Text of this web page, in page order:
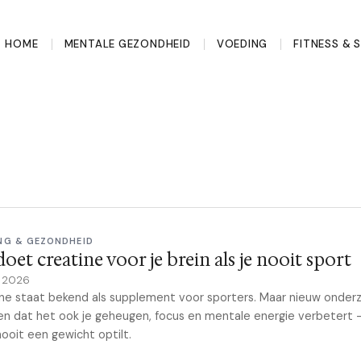
HOME MENTALE GEZONDHEID VOEDING FITNESS &
& GEZONDHEID
creatine voor je brein als je nooit sport
2026
staat bekend als supplement voor sporters. Maar nieuw
dat het ook je geheugen, focus en mentale energie verbetert
een gewicht optilt.